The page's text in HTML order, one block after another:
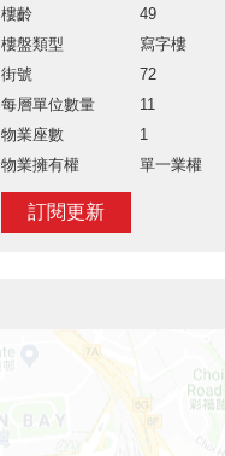
樓齡
49
樓盤類型
寫字樓
街號
72
每層單位數量
11
物業座數
1
物業擁有權
單一業權
訂閱更新